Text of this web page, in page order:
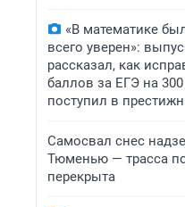
«В математике
всего уверен»:
рассказал, как
баллов за ЕГЭ на
поступил в
Самосвал снес
Тюменью — трасса
перекрыта